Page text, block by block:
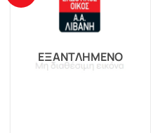
ΕΞΑΝΤΛΗΜΈΝΟ